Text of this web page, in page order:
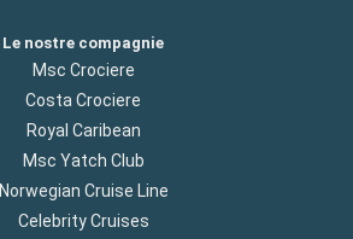
Le nostre compagnie
Msc Crociere
Costa Crociere
Royal Caribean
Msc Yatch Club
Norwegian Cruise Line
Celebrity Cruises